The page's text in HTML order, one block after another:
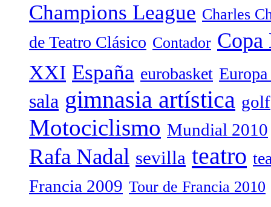
Champions League Charles
de Teatro Clásico Contador Copa
XXI España eurobasket
sala gimnasia artística golf
Motociclismo Mundial 2010
Rafa Nadal sevilla teatro
Francia 2009 Tour de Francia 2010